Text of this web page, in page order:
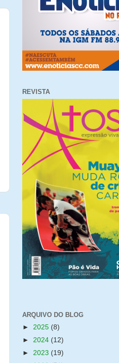
REVISTA
ARQUIVO DO BLOG
► 2025 (8)
► 2024 (12)
► 2023 (19)